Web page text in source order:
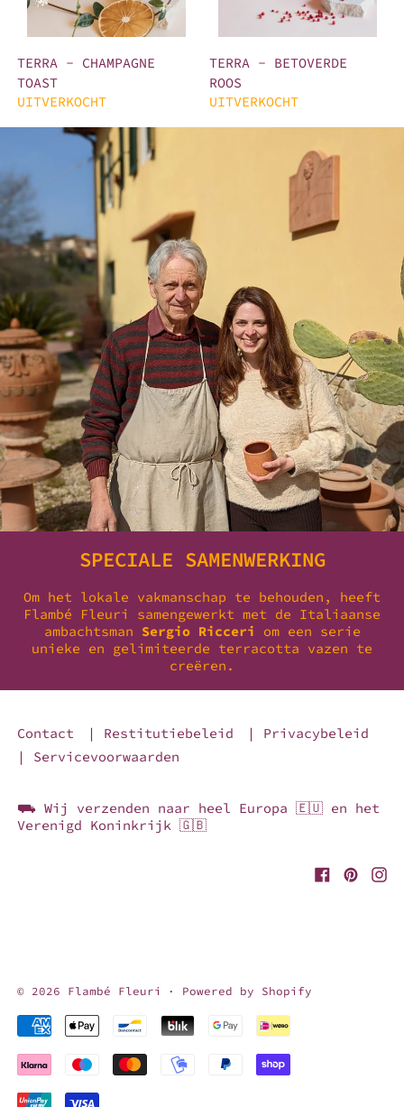
TERRA - CHAMPAGNE
TOAST
UITVERKOCHT
TERRA - BETOVERDE
ROOS
UITVERKOCHT
SPECIALE SAMENWERKING
Om het lokale vakmanschap te behouden, heeft
Flambé Fleuri samengewerkt met de Italiaanse
ambachtsman Sergio Ricceri om een ​​serie
unieke en gelimiteerde terracotta vazen ​​te
creëren.
Contact | Restitutiebeleid
| Privacybeleid
| Servicevoorwaarden
⛟ Wij verzenden naar heel Europa 🇪🇺 en het
Verenigd Koninkrijk 🇬🇧
© 2026 Flambé Fleuri · Powered by Shopify
Geaccepteerde betalingen